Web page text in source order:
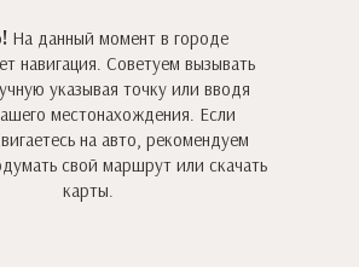
На данный момент в городе
навигация. Советуем вызывать
указывая точку или вводя
местонахождения. Если
на авто, рекомендуем
свой маршрут или скачать
карты.